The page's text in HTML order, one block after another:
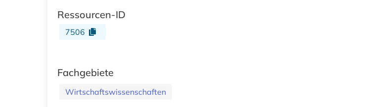
Ressourcen-ID
7506
Fachgebiete
Wirtschaftswissenschaften